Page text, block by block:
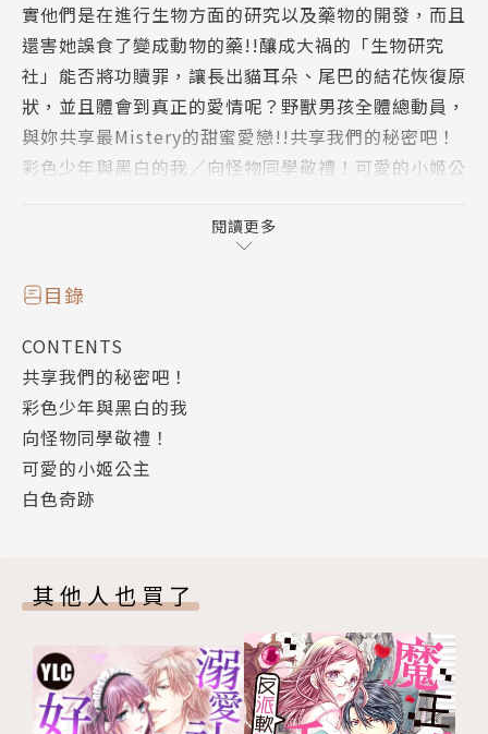
實他們是在進行生物方面的研究以及藥物的開發，而且
還害她誤食了變成動物的藥!!釀成大禍的「生物研究
社」能否將功贖罪，讓長出貓耳朵、尾巴的結花恢復原
狀，並且體會到真正的愛情呢？野獸男孩全體總動員，
與妳共享最Mistery的甜蜜愛戀!!共享我們的秘密吧！
彩色少年與黑白的我／向怪物同學敬禮！可愛的小姬公
閱讀更多
目錄
CONTENTS
共享我們的秘密吧！
彩色少年與黑白的我
向怪物同學敬禮！
可愛的小姬公主
白色奇跡
其他人也買了